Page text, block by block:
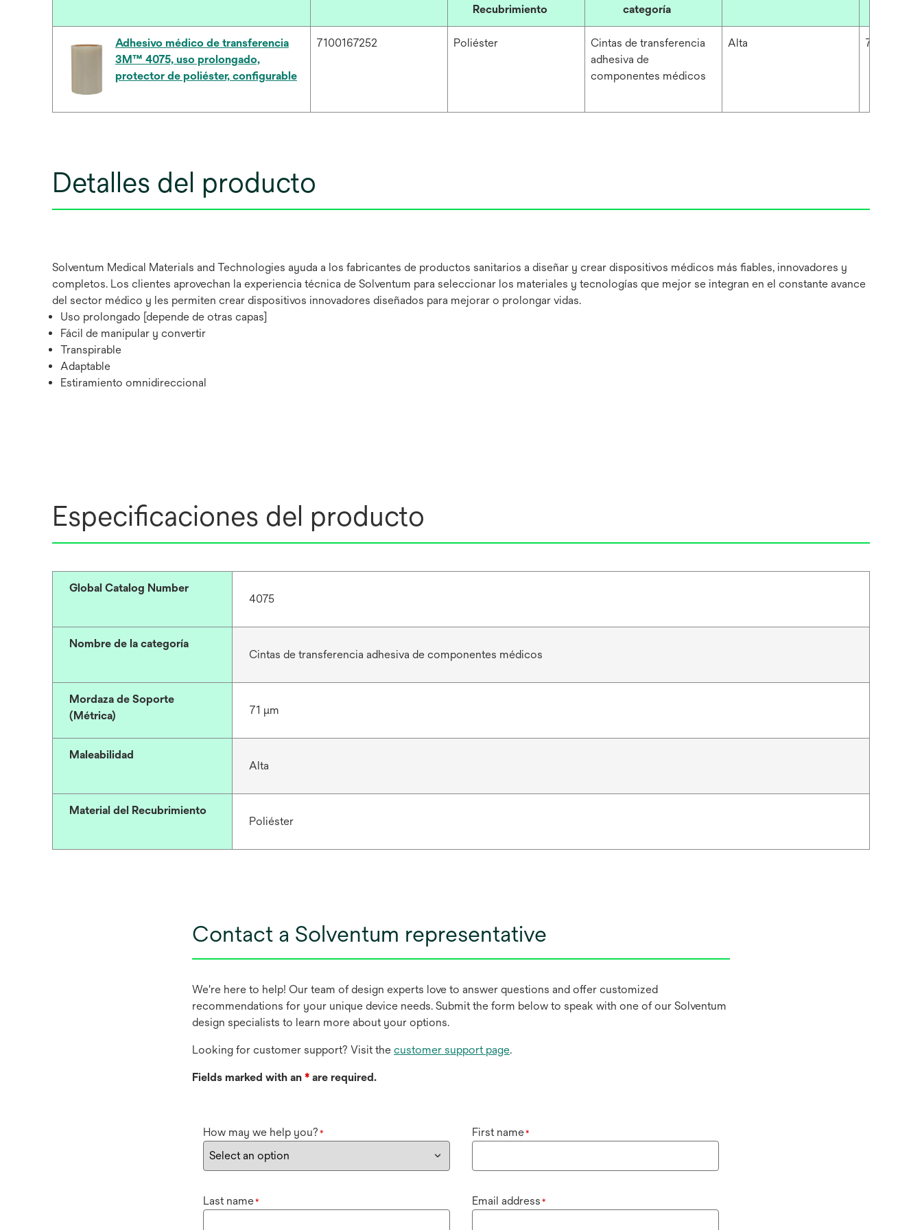
Recubrimiento
categoría
Adhesivo médico de transferencia
3M™ 4075, uso prolongado,
protector de poliéster, configurable
7100167252 Poliéster
Cintas de transferencia
adhesiva de
componentes médicos
Alta 71 μm
Detalles del producto
Solventum Medical Materials and Technologies ayuda a los fabricantes de productos sanitarios a diseñar y crear dispositivos médicos más fiables, innovadores y
completos. Los clientes aprovechan la experiencia técnica de Solventum para seleccionar los materiales y tecnologías que mejor se integran en el constante avance
del sector médico y les permiten crear dispositivos innovadores diseñados para mejorar o prolongar vidas.
Uso prolongado [depende de otras capas]
Fácil de manipular y convertir
Transpirable
Adaptable
Estiramiento omnidireccional
Especificaciones del producto
Global Catalog Number
4075
Nombre de la categoría
Cintas de transferencia adhesiva de componentes médicos
Mordaza de Soporte
(Métrica)
71 μm
Maleabilidad
Alta
Material del Recubrimiento
Poliéster
Contact a Solventum representative
We're here to help! Our team of design experts love to answer questions and offer customized
recommendations for your unique device needs. Submit the form below to speak with one of our Solventum
design specialists to learn more about your options.
Looking for customer support? Visit the customer support page.
Fields marked with an * are required.
How may we help you? * First name*
Last name* Email address *